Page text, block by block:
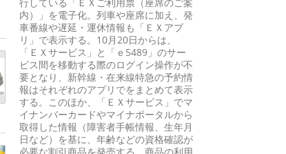
内）」を電子化。列車や座席に加え、発
車番線や遅延・運休情報も「ＥＸアプ
リ」で表示する。10月20日からは、
「ＥＸサービス」と「ｅ5489」のサー
ビス間を移動する際のログイン操作が不
要となり、新幹線・在来線特急の予約情
報はそれぞれのアプリでをまとめて表示
する。このほか、「ＥＸサービス」でマ
イナンバーカードやマイナポータルから
取得した情報（障害者手帳情報、生年月
日など）を基に、年齢などの資格確認が